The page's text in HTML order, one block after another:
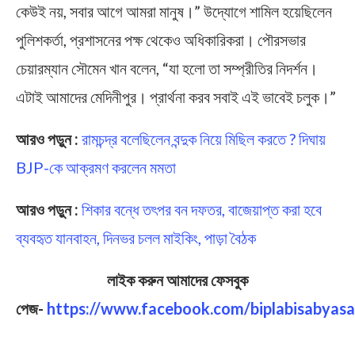
কেউই নয়, সবার আগে আমরা মানুষ।” উদ্যোগে শামিল হয়েছিলেন
পুলিশকর্তা, প্রশাসনের পক্ষ থেকেও অধিকারিকরা। পৌরসভার
চেয়ারম্যান সৌমেন খান বলেন, “যা হলো তা সম্প্রীতির নিদর্শন।
এটাই আমাদের মেদিনীপুর। প্রার্থনা করব সবাই এই ভাবেই চলুক।”
আরও পড়ুন : রামচন্দ্র বলেছিলেন বন্দুক নিয়ে মিছিল করতে ? দিঘায়
BJP-কে আক্রমণ করলেন মমতা
আরও পড়ুন : শিকার বন্ধে তৎপর বন দফতর, বাজেয়াপ্ত করা হবে
ব্যবহৃত যানবাহন, দিনভর চলল মাইকিং, পাড়া বৈঠক
লাইক করুন আমাদের ফেসবুক
পেজ- https://www.facebook.com/